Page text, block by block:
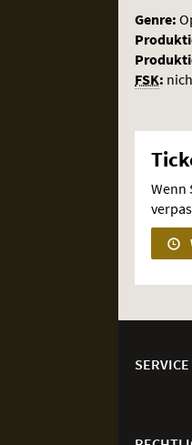
Genre:
FSK:
Wenn
SERVICE